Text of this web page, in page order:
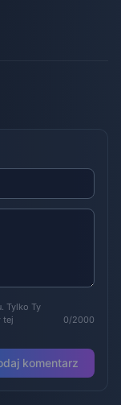
Tylko Ty
tej
0/2000
komentarz